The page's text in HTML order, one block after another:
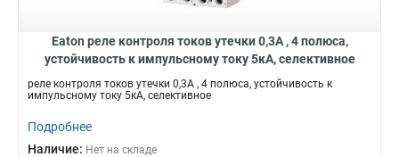
Eaton реле контроля токов утечки 0,3А , 4 полюса,
устойчивость к импульсному току 5кА, селективное
PFR2-03-S/A
реле контроля токов утечки 0,3А , 4 полюса, устойчивость к
импульсному току 5кА, селективное
Подробнее
Наличие: Нет на складе